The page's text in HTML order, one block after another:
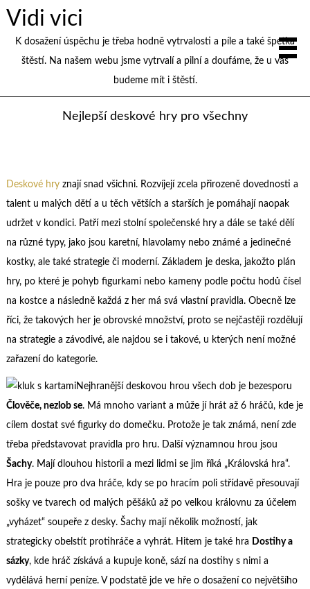
Vidi vici
K dosažení úspěchu je třeba hodně vytrvalosti a píle a také špetka
štěstí. Na našem webu jsme vytrvalí a pilní a doufáme, že u vás
budeme mít i štěstí.
Nejlepší deskové hry pro všechny
Deskové hryznají snad všichni. Rozvíjejí zcela přirozeně dovednosti a
talent u malých dětí a u těch větších a starších je pomáhají naopak
udržet v kondici. Patří mezi stolní společenské hry a dále se také dělí
na různé typy, jako jsou karetní, hlavolamy nebo známé a jedinečné
kostky, ale také strategie či moderní. Základem je deska, jakožto plán
hry, po které je pohyb figurkami nebo kameny podle počtu hodů čísel
na kostce a následně každá z her má svá vlastní pravidla. Obecně lze
říci, že takových her je obrovské množství, proto se nejčastěji rozdělují
na strategie a závodivé, ale najdou se i takové, u kterých není možné
zařazení do kategorie.
Nejhranější deskovou hrou všech dob je bezesporu
Člověče, nezlob se. Má mnoho variant a může jí hrát až 6 hráčů, kde je
cílem dostat své figurky do domečku. Protože je tak známá, není zde
třeba představovat pravidla pro hru. Další významnou hrou jsou
Šachy. Mají dlouhou historii a mezi lidmi se jim říká „Královská hra“.
Hra je pouze pro dva hráče, kdy se po hracím poli střídavě přesouvají
sošky ve tvarech od malých pěšáků až po velkou královnu za účelem
„vyházet“ soupeře z desky. Šachy mají několik možností, jak
strategicky obelstít protihráče a vyhrát. Hitem je také hra Dostihy a
sázky, kde hráč získává a kupuje koně, sází na dostihy s nimi a
vydělává herní peníze. V podstatě jde ve hře o dosažení co největšího